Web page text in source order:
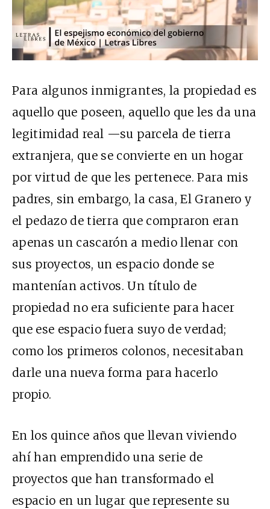
Para algunos inmigrantes, la propiedad es
aquello que poseen, aquello que les da una
legitimidad real —su parcela de tierra
extranjera, que se convierte en un hogar
por virtud de que les pertenece. Para mis
padres, sin embargo, la casa, El Granero y
el pedazo de tierra que compraron eran
apenas un cascarón a medio llenar con
sus proyectos, un espacio donde se
mantenían activos. Un título de
propiedad no era suficiente para hacer
que ese espacio fuera suyo de verdad;
como los primeros colonos, necesitaban
darle una nueva forma para hacerlo
propio.
En los quince años que llevan viviendo
ahí han emprendido una serie de
proyectos que han transformado el
espacio en un lugar que represente su